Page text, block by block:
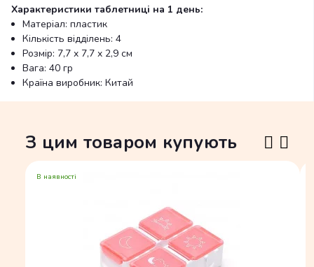
Характеристики таблетниці на 1 день:
Матеріал: пластик
Кількість відділень: 4
Розмір: 7,7 x 7,7 x 2,9 см
Вага: 40 гр
Країна виробник: Китай
З цим товаром купують
В наявності